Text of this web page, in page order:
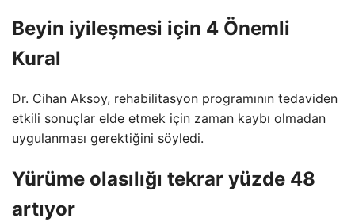
Beyin iyileşmesi için 4 Önemli
Kural
Dr. Cihan Aksoy, rehabilitasyon programının tedaviden
etkili sonuçlar elde etmek için zaman kaybı olmadan
uygulanması gerektiğini söyledi.
Yürüme olasılığı tekrar yüzde 48
artıyor